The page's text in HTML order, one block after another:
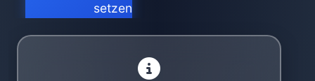
setzen